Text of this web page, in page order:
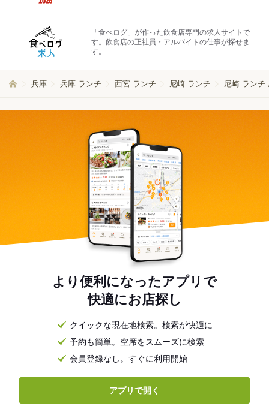
「食べログ」が作った飲食店専門の求人サイトで
す。飲食店の正社員・アルバイトの仕事が探せま
す。
兵庫 兵庫 ランチ 西宮 ランチ 尼崎 ランチ 尼崎 ランチ
より便利になったアプリで
快適にお店探し
クイックな現在地検索。検索が快適に
予約も簡単。空席をスムーズに検索
会員登録なし。すぐに利用開始
アプリで開く